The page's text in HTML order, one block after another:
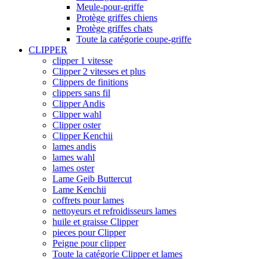
Meule-pour-griffe
Protège griffes chiens
Protège griffes chats
Toute la catégorie coupe-griffe
CLIPPER
clipper 1 vitesse
Clipper 2 vitesses et plus
Clippers de finitions
clippers sans fil
Clipper Andis
Clipper wahl
Clipper oster
Clipper Kenchii
lames andis
lames wahl
lames oster
Lame Geib Buttercut
Lame Kenchii
coffrets pour lames
nettoyeurs et refroidisseurs lames
huile et graisse Clipper
pieces pour Clipper
Peigne pour clipper
Toute la catégorie Clipper et lames